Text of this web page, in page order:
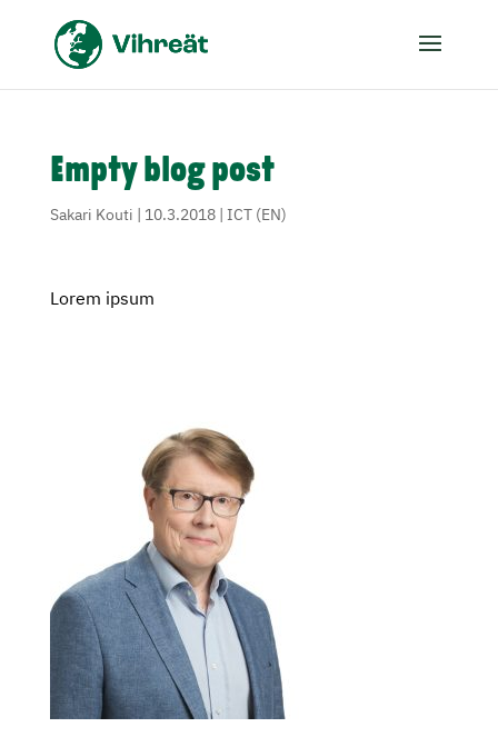
Empty blog post
Sakari Kouti | 10.3.2018| ICT (EN)
Lorem ipsum